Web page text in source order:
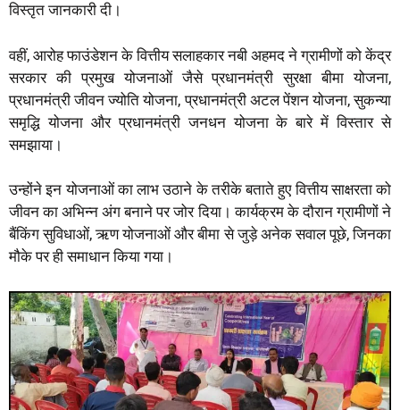
विस्तृत जानकारी दी।
वहीं, आरोह फाउंडेशन के वित्तीय सलाहकार नबी अहमद ने ग्रामीणों को केंद्र
सरकार की प्रमुख योजनाओं जैसे प्रधानमंत्री सुरक्षा बीमा योजना,
प्रधानमंत्री जीवन ज्योति योजना, प्रधानमंत्री अटल पेंशन योजना, सुकन्या
समृद्धि योजना और प्रधानमंत्री जनधन योजना के बारे में विस्तार से
समझाया।
उन्होंने इन योजनाओं का लाभ उठाने के तरीके बताते हुए वित्तीय साक्षरता को
जीवन का अभिन्न अंग बनाने पर जोर दिया। कार्यक्रम के दौरान ग्रामीणों ने
बैंकिंग सुविधाओं, ऋण योजनाओं और बीमा से जुड़े अनेक सवाल पूछे, जिनका
मौके पर ही समाधान किया गया।